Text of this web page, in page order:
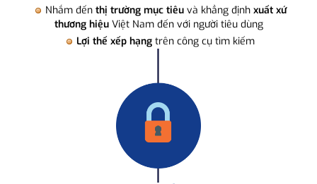
Nhắm đến thị trường mục tiêuvà khẳng định xuất xứ
thương hiệuViệt Nam đến với người tiêu dùng
Lợi thế xếp hạng trên công cụ tìm kiếm